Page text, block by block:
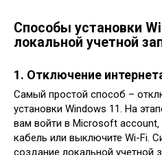
Способы установки
локальной учетной
1. Отключение
Самый простой способ –
установки Windows 11. На
вам войти в Microsoft
кабель или выключите Wi-Fi.
создание локальной учетной